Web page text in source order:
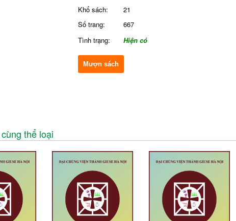
Khổ sách:
21
Số trang:
667
Tình trạng:
Hiện có
Mượn sách
thể loại